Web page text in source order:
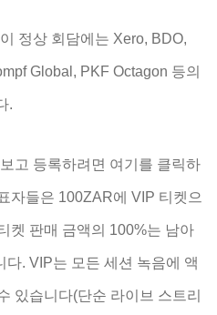
정상 회담에는 Xero, BDO,
Global, PKF Octagon 등의
.
고 등록하려면 여기를 클릭하
자들은 100ZAR에 VIP 티켓으
켓 판매 금액의 100%는 남아
다. VIP는 모든 세션 녹음에 액
있습니다(단순 라이브 스트리